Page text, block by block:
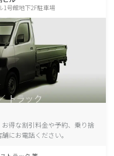
1号館地下2F駐車場
得な割引料金や予約、乗り捨
にお電話ください。